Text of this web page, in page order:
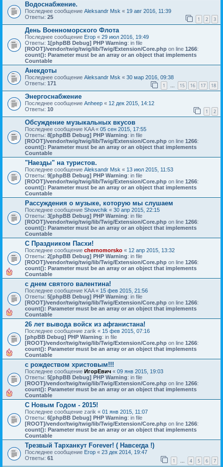
Водоснабжение.
Последнее сообщение Aleksandr Msk « 19 авг 2016, 11:39
Ответы: 25 1 2 3
День Военноморского Флота
Последнее сообщение Егор « 29 июл 2016, 19:49
Ответы: 1 [phpBB Debug] PHP Warning: in file
[ROOT]/vendor/twig/twig/lib/Twig/Extension/Core.php on line 1266:
count(): Parameter must be an array or an object that implements
Countable
Анекдоты
Последнее сообщение Aleksandr Msk « 30 мар 2016, 09:38
Ответы: 171 1 … 15 16 17 18
Энергоснабжение
Последнее сообщение Anheep « 12 дек 2015, 14:12
Ответы: 10 1 2
Обсуждение музыкальных вкусов
Последнее сообщение KAA« 05 сен 2015, 17:55
Ответы: 8[phpBB Debug] PHP Warning: in file
[ROOT]/vendor/twig/twig/lib/Twig/Extension/Core.php on line 1266:
count(): Parameter must be an array or an object that implements
Countable
"Наезды" на туристов.
Последнее сообщение Aleksandr Msk « 13 июл 2015, 11:53
Ответы: 9[phpBB Debug] PHP Warning: in file
[ROOT]/vendor/twig/twig/lib/Twig/Extension/Core.php on line 1266:
count(): Parameter must be an array or an object that implements
Countable
Рассуждения о музыке, которую мы слушаем
Последнее сообщение Showchik « 30 апр 2015, 22:15
Ответы: 3[phpBB Debug] PHP Warning: in file
[ROOT]/vendor/twig/twig/lib/Twig/Extension/Core.php on line 1266:
count(): Parameter must be an array or an object that implements
Countable
С Праздником Пасхи!
Последнее сообщение chernomorsko « 12 апр 2015, 13:32
Ответы: 2[phpBB Debug] PHP Warning: in file
[ROOT]/vendor/twig/twig/lib/Twig/Extension/Core.php on line 1266:
count(): Parameter must be an array or an object that implements
Countable
с днем святого валентина!
Последнее сообщение KAA« 15 фев 2015, 21:56
Ответы: 5[phpBB Debug] PHP Warning: in file
[ROOT]/vendor/twig/twig/lib/Twig/Extension/Core.php on line 1266:
count(): Parameter must be an array or an object that implements
Countable
26 лет вывода войск из афганистана!
Последнее сообщение zarik « 15 фев 2015, 07:16
[phpBB Debug] PHP Warning: in file
[ROOT]/vendor/twig/twig/lib/Twig/Extension/Core.php on line 1266:
count(): Parameter must be an array or an object that implements
Countable
с рождеством христовым!!!
Последнее сообщение ИгорЕвич « 09 янв 2015, 19:03
Ответы: 5[phpBB Debug] PHP Warning: in file
[ROOT]/vendor/twig/twig/lib/Twig/Extension/Core.php on line 1266:
count(): Parameter must be an array or an object that implements
Countable
С Новым Годом - 2015!
Последнее сообщение zarik « 01 янв 2015, 11:07
Ответы: 6[phpBB Debug] PHP Warning: in file
[ROOT]/vendor/twig/twig/lib/Twig/Extension/Core.php on line 1266:
count(): Parameter must be an array or an object that implements
Countable
Трезвый Тарханкут Forever! ( Навсегда !)
Последнее сообщение Егор « 23 дек 2014, 19:47
Ответы: 61 1 4 5 6 7